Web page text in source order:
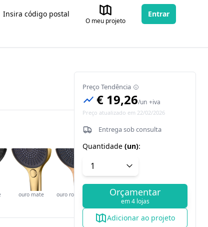
Insira código postal
O meu projeto
Entrar
ouro mate ouro rosa mate
Preço Tendência
€ 19,26/un +iva
Preço atualizado em 22/02/2026
Entrega sob consulta
Quantidade (un):
Orçamentar
em 4 lojas
Adicionar ao projeto